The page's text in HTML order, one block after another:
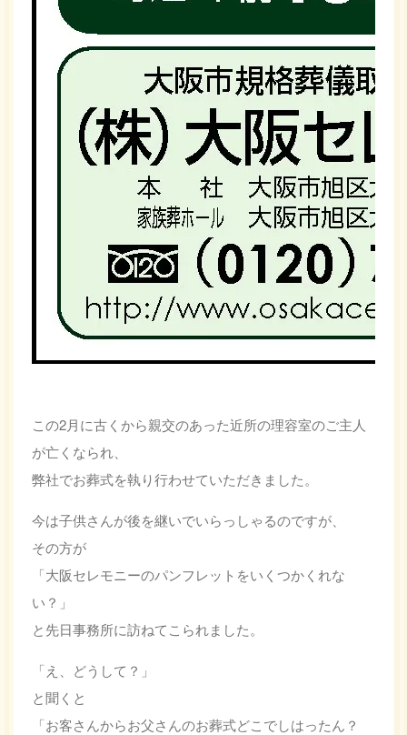
この2月に古くから親交のあった近所の理容室のご主人
が亡くなられ、
弊社でお葬式を執り行わせていただきました。
今は子供さんが後を継いでいらっしゃるのですが、
その方が
「大阪セレモニーのパンフレットをいくつかくれな
い？」
と先日事務所に訪ねてこられました。
「え、どうして？」
と聞くと
「お客さんからお父さんのお葬式どこでしはったん？